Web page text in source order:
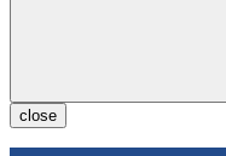
close